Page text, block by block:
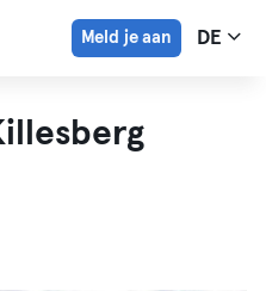
Meld je aan DE